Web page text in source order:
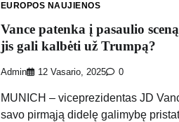
EUROPOS NAUJIENOS
Vance patenka į pasaulio
jis gali kalbėti už Trumpą?
Admin 12 Vasario, 2025 0
MUNICH – viceprezidentas JD
savo pirmąją didelę galimybę